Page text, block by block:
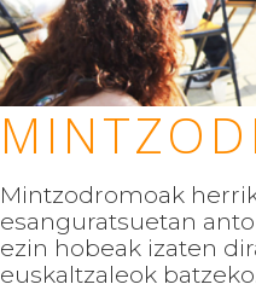
Mintzodromoak
esanguratsuetan
ezin hobeak izaten
euskaltzaleok